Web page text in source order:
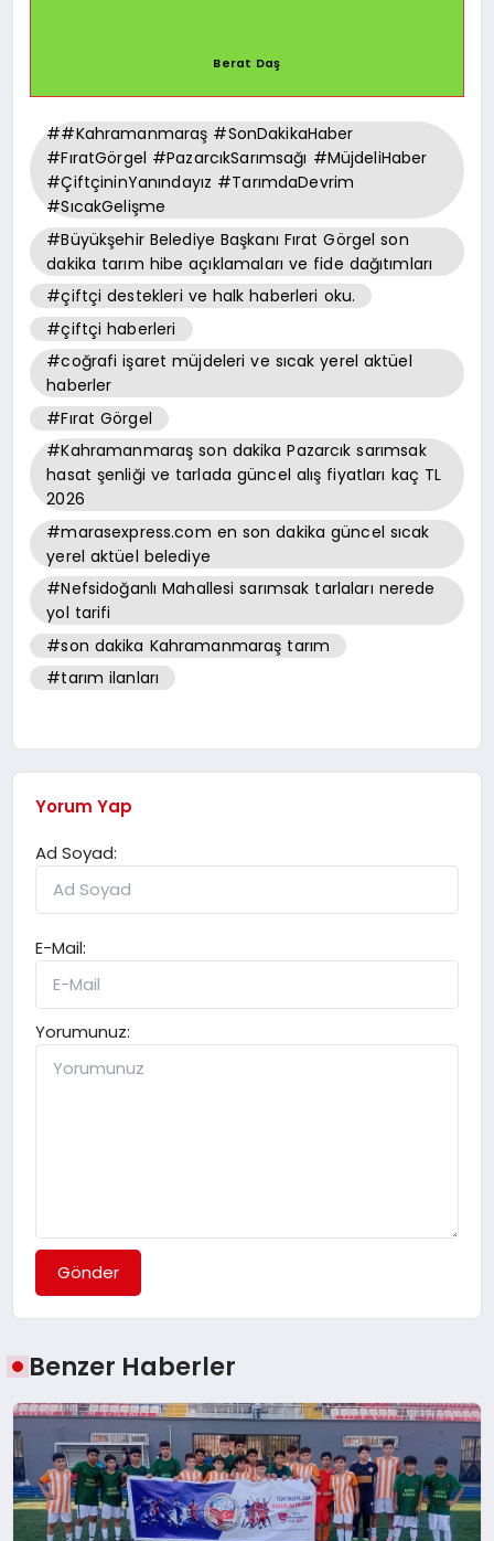
Berat Daş
##Kahramanmaraş #SonDakikaHaber
#FıratGörgel #PazarcıkSarımsağı #MüjdeliHaber
#ÇiftçininYanındayız #TarımdaDevrim
#SıcakGelişme
#Büyükşehir Belediye Başkanı Fırat Görgel son
dakika tarım hibe açıklamaları ve fide dağıtımları
#çiftçi destekleri ve halk haberleri oku.
#çiftçi haberleri
#coğrafi işaret müjdeleri ve sıcak yerel aktüel
haberler
#Fırat Görgel
#Kahramanmaraş son dakika Pazarcık sarımsak
hasat şenliği ve tarlada güncel alış fiyatları kaç TL
2026
#marasexpress.com en son dakika güncel sıcak
yerel aktüel belediye
#Nefsidoğanlı Mahallesi sarımsak tarlaları nerede
yol tarifi
#son dakika Kahramanmaraş tarım
#tarım ilanları
Yorum Yap
Ad Soyad:
E-Mail:
Yorumunuz:
Gönder
Benzer Haberler